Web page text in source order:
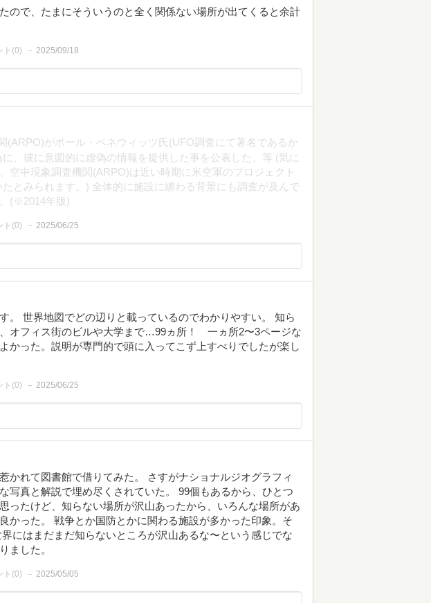
ので、たまにそういうのと全く関係ない場所が出てくると余計
ト(0) 2025/09/18
(ARPO)がポール・ベネウィッツ氏(UFO調査にて著名であるか
、彼に意図的に虚偽の情報を提供した事を公表した、等 (気に
空中現象調査機関(ARPO)は近い時期に米空軍のプロジェクト
とみられます。) 全体的に施設に纏わる背景にも調査が及んで
(※2014年版)
ト(0) 2025/06/25
。 世界地図でどの辺りと載っているのでわかりやすい。 知ら
オフィス街のビルや大学まで…99ヵ所！ 一ヵ所2〜3ページな
かった。説明が専門的で頭に入ってこず上すべりでしたが楽し
ト(0) 2025/06/25
かれて図書館で借りてみた。 さすがナショナルジオグラフィ
写真と解説で埋め尽くされていた。 99個もあるから、ひとつ
ったけど、知らない場所が沢山あったから、いろんな場所があ
かった。 戦争とか国防とかに関わる施設が多かった印象。そ
にはまだまだ知らないところが沢山あるな〜という感じでな
ました。
ト(0) 2025/05/05